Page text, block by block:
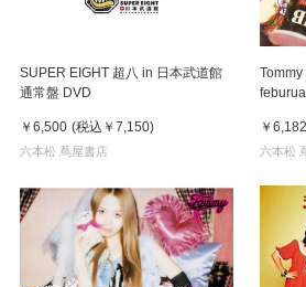
SUPER EIGHT 超八 in 日本武道館
通常盤 DVD
￥6,500 (税込 ￥7,150)
六本松 蔦屋書店
￥6,182
六本松